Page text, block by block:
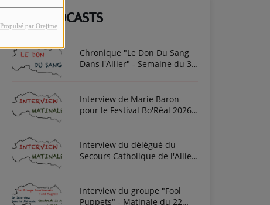
Propulsé par Orejime
NOS PODCASTS
Chronique "Le Don Du Sang
Dans l'Allier" - Semaine du 3
Interview de Marie Baron
pour le Festival Bo'Réal 2026
Interview du délégué du
Secours Catholique de l'Allier
Interview du groupe "Fool
Puppets" - Matinale du 22